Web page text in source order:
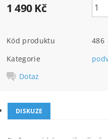
1 490 Kč
Kód produktu
486
Kategorie
Dotaz
DISKUZE